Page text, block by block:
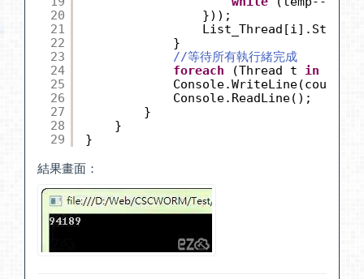
20
21
22
23
24
25
26
27
28
29
}));
}
//等待所有執行緒完成
foreach
(Thread t in
Console.ReadLine();
}
}
}
結果畫面：